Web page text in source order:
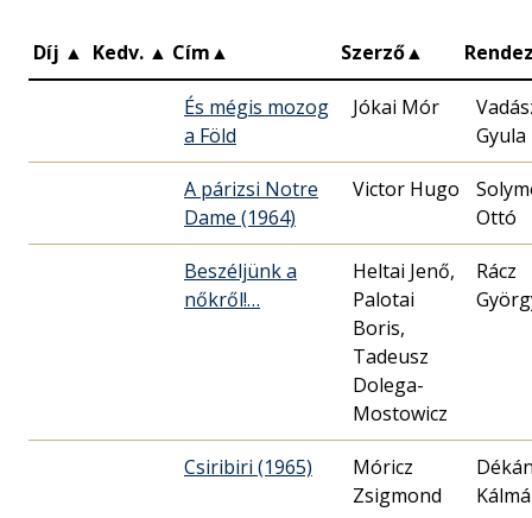
Díj ▲ Kedv. ▲ Cím▲ Szerző▲
És mégis mozog
a Föld
Jókai Mór
Gyula
A párizsi Notre
Dame (1964)
Victor Hugo
Ottó
Beszéljünk a
nőkről!…
Heltai Jenő,
Palotai
Boris,
Tadeusz
Dolega-
Mostowicz
Rácz
Csiribiri (1965)
Móricz
Zsigmond